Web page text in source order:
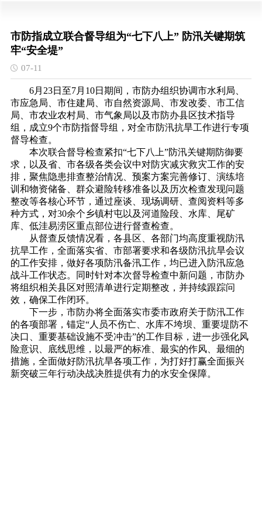
市防指成立联合督导组为“七下八上” 防汛关键期筑
牢“安全堤”
07-11
6月23日至7月10日期间，市防办组织协调市水利局、
市应急局、市住建局、市自然资源局、市发改委、市工信
局、市农业农村局、市气象局以及市防办县区技术指导
组，成立9个市防指督导组，对全市防汛抗旱工作进行专项
督导检查。
本次联合督导检查紧扣“七下八上”防汛关键期防御要
求，以及省、市各级各类会议中对防灾减灾救灾工作的安
排，聚焦隐患排查整治情况、预案方案完善修订、演练培
训和物资储备、群众避险转移准备以及历次检查发现问题
整改等各核心环节，通过座谈、现场调研、查阅资料等多
种方式，对30余个乡镇村屯以及河道险段、水库、尾矿
库、低洼易涝区重点部位进行督查检查。
从督查反馈情况看，各县区、各部门均高度重视防汛
抗旱工作，全面落实省、市部署要求和各级防汛抗旱会议
的工作安排，做好各项防汛备汛工作，均已进入防汛应急
战斗工作状态。同时针对本次督导检查中新问题，市防办
将组织相关县区对照清单进行定期整改，并持续跟踪问
效，确保工作闭环。
下一步，市防办将全面落实市委市政府关于防汛工作
的各项部署，锚定“人员不伤亡、水库不垮坝、重要堤防不
决口、重要基础设施不受冲击”的工作目标，进一步强化风
险意识、底线思维，以最严的标准、最实的作风、最细的
措施，全面做好防汛抗旱各项工作，为打好打赢全面振兴
新突破三年行动决战决胜提供有力的水安全保障。